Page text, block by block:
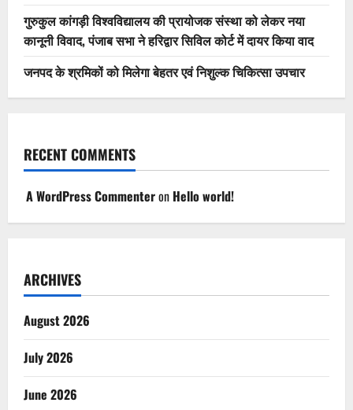
गुरुकुल कांगड़ी विश्वविद्यालय की प्रायोजक संस्था को लेकर नया
कानूनी विवाद, पंजाब सभा ने हरिद्वार सिविल कोर्ट में दायर किया वाद
जनपद के श्रमिकों को मिलेगा बेहतर एवं निशुल्क चिकित्सा उपचार
RECENT COMMENTS
A WordPress Commenteron Hello world!
ARCHIVES
August 2026
July 2026
June 2026